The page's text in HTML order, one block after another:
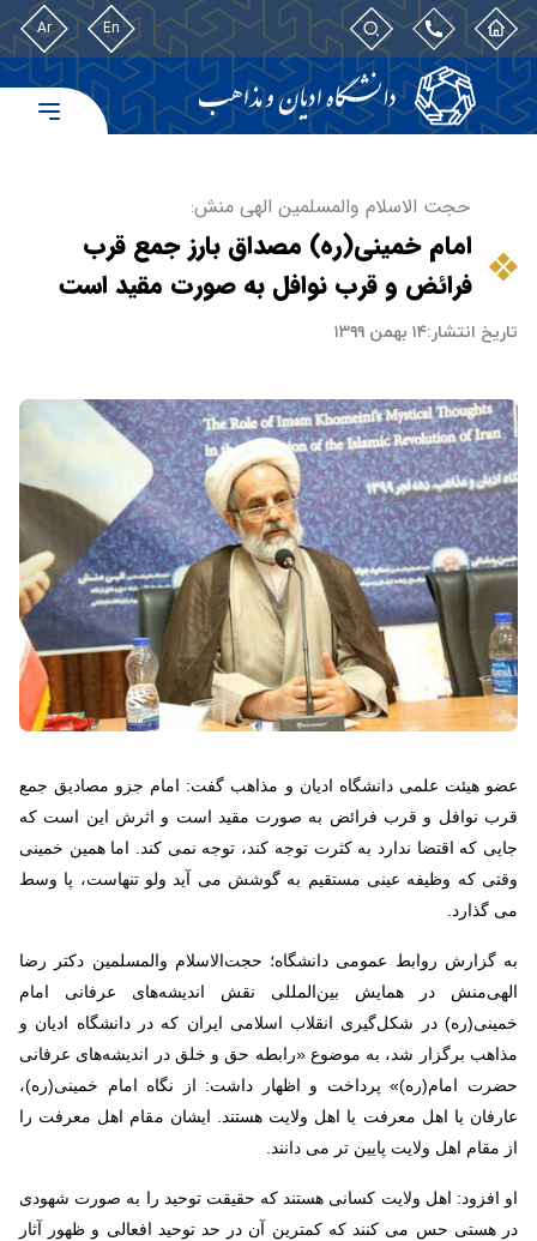
En
Ar
حجت الاسلام والمسلمین الهی منش:
امام خمینی(ره) مصداق بارز جمع قرب
فرائض و قرب نوافل به صورت مقید است
تاریخ انتشار:۱۴ بهمن ۱۳۹۹
عضو هیئت علمی دانشگاه ادیان و مذاهب گفت: امام جزو مصادیق جمع
قرب نوافل و قرب فرائض به صورت مقید است و اثرش این است که
جایی که اقتضا ندارد به کثرت توجه کند، توجه نمی کند. اما همین خمینی
وقتی که وظیفه عینی مستقیم به گوشش می آید ولو تنهاست، پا وسط
می گذارد.
به گزارش روابط عمومی دانشگاه؛ حجت‌الاسلام والمسلمین دکتر رضا
الهی‌منش در همایش بین‌المللی نقش اندیشه‌های عرفانی امام
خمینی(ره) در شکل‌گیری انقلاب اسلامی ایران که در دانشگاه ادیان و
مذاهب برگزار شد، به موضوع «رابطه حق و خلق در اندیشه‌های عرفانی
حضرت امام(ره)» پرداخت و اظهار داشت: از نگاه امام خمینی(ره)،
عارفان یا اهل معرفت یا اهل ولایت هستند. ایشان مقام اهل معرفت را
از مقام اهل ولایت پایین تر می دانند.
او افزود: اهل ولایت کسانی هستند که حقیقت توحید را به صورت شهودی
در هستی حس می کنند که کمترین آن در حد توحید افعالی و ظهور آثار